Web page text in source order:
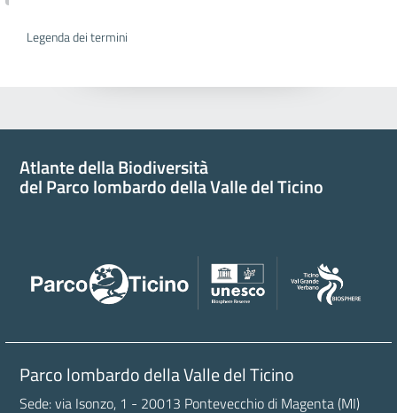
Legenda dei termini
Atlante della Biodiversità
del Parco lombardo della Valle del Ticino
Parco lombardo della Valle del Ticino
Sede: via Isonzo, 1 - 20013 Pontevecchio di Magenta (MI)